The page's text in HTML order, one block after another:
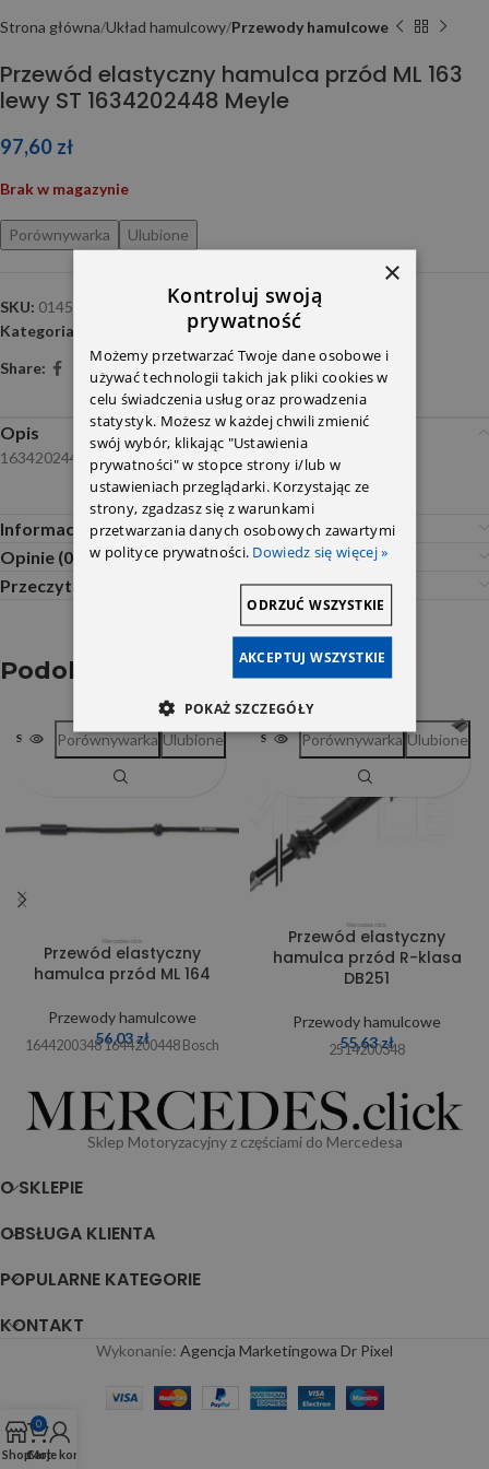
Strona główna Układ hamulcowy Przewody hamulcowe
Przewód elastyczny hamulca przód ML 163
lewy ST 1634202448 Meyle
97,60 zł
Brak w magazynie
Porównywarka Ulubione
SKU: 0145250030
Kategoria:
Przewody hamulcowe
Share:
Opis
1634202448
Informacje dodatkowe
Opinie (0)
Przeczytaj Przed Zakupem
Podobne produkty
SOLD OUT
Przewód elastyczny
hamulca przód ML 164
Przewody hamulcowe
56,03zł
1644200348 1644200448 Bosch
Porównywarka Ulubione SOLD OUT
Przewód elastyczny
hamulca przód R-klasa
DB251
Przewody hamulcowe
55,63zł
2514200348
Porównywarka Ulubione
Sklep Motoryzacyjny z częściami do Mercedesa
O SKLEPIE
OBSŁUGA KLIENTA
POPULARNE KATEGORIE
KONTAKT
Wykonanie: Agencja Marketingowa Dr Pixel
Shop
0
Cart
Moje konto
×
Kontroluj swoją
prywatność
Możemy przetwarzać Twoje dane osobowe i
używać technologii takich jak pliki cookies w
celu świadczenia usług oraz prowadzenia
statystyk. Możesz w każdej chwili zmienić
swój wybór, klikając "Ustawienia
prywatności" w stopce strony i/lub w
ustawieniach przeglądarki. Korzystając ze
strony, zgadzasz się z warunkami
przetwarzania danych osobowych zawartymi
w polityce prywatności. Dowiedz się więcej »
AKCEPTUJ WSZYSTKIE
ODRZUĆ WSZYSTKIE
POKAŻ SZCZEGÓŁY